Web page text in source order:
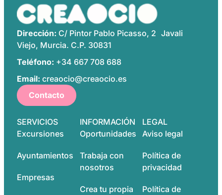
Dirección: C/ Pintor Pablo Picasso, 2 Javali
Viejo, Murcia. C.P. 30831
Teléfono: +34 667 708 688
Email: creaocio@creaocio.es
Contacto
SERVICIOS
Excursiones
Ayuntamientos
Empresas
INFORMACIÓN
Oportunidades
Trabaja con
nosotros
Crea tu propia
LEGAL
Aviso legal
Política de
privacidad
Política de